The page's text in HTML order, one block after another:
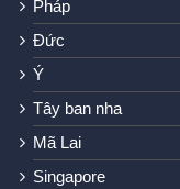
Pháp
Đức
Ý
Tây ban nha
Mã Lai
Singapore